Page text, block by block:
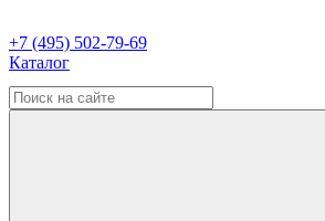
+7 (495) 502-79-69
Каталог